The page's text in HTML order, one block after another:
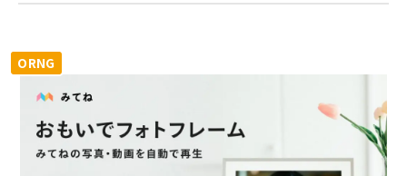
ORNG